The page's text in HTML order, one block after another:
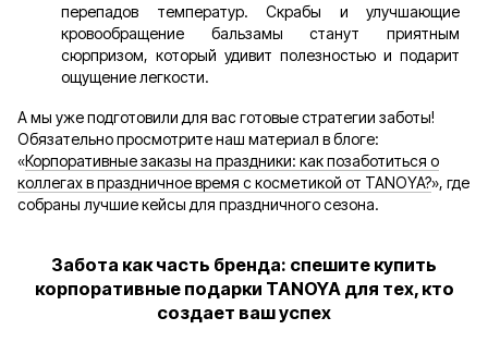
перепадов температур. Скрабы и улучшающие
кровообращение бальзамы станут приятным
сюрпризом, который удивит полезностью и подарит
ощущение легкости.
А мы уже подготовили для вас готовые стратегии заботы!
Обязательно просмотрите наш материал в блоге:
«Корпоративные заказы на праздники: как позаботиться о
коллегах в праздничное время с косметикой от TANOYA?», где
собраны лучшие кейсы для праздничного сезона.
Забота как часть бренда: спешите купить
корпоративные подарки TANOYA для тех, кто
создает ваш успех